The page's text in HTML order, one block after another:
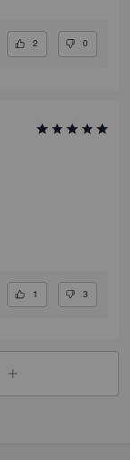
2 0
1 3